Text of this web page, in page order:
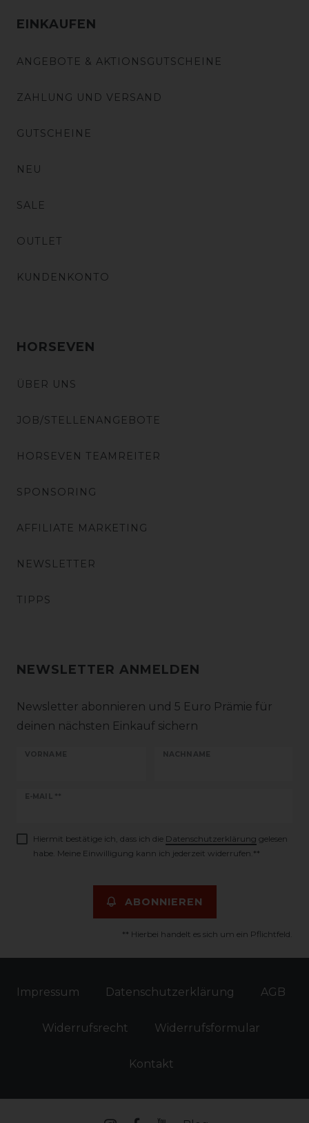
EINKAUFEN
ANGEBOTE & AKTIONSGUTSCHEINE
ZAHLUNG UND VERSAND
GUTSCHEINE
NEU
SALE
OUTLET
KUNDENKONTO
HORSEVEN
ÜBER UNS
JOB/STELLENANGEBOTE
HORSEVEN TEAMREITER
SPONSORING
AFFILIATE MARKETING
NEWSLETTER
TIPPS
NEWSLETTER ANMELDEN
Newsletter abonnieren und 5 Euro Prämie für
deinen nächsten Einkauf sichern
VORNAME NACHNAME
E-MAIL **
Newsletter
Hiermit bestätige ich, dass ich die Daten­schutz­erklärung gelesen
habe. Meine Einwilligung kann ich jederzeit widerrufen.**
ABONNIEREN
** Hierbei handelt es sich um ein Pflichtfeld.
Impressum Daten­schutz­erklärung AGB
Widerrufs­recht Widerrufs­formular
Kontakt